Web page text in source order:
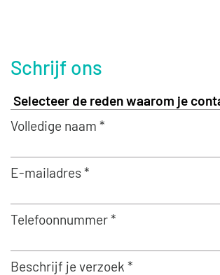
Schrijf ons
Volledige naam *
E-mailadres *
Telefoonnummer *
Beschrijf je verzoek *